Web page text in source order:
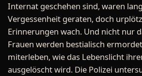
Internat geschehen sind, waren
Vergessenheit geraten, doch
Erinnerungen wach. Und nicht nur
Frauen werden bestialisch
miterleben, wie das Lebenslicht
ausgelöscht wird. Die Polizei